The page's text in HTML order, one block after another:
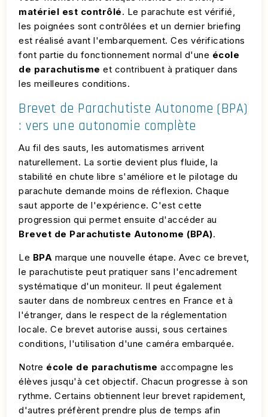
matériel est contrôlé. Le parachute est vérifié,
les poignées sont contrôlées et un dernier briefing
est réalisé avant l'embarquement. Ces vérifications
font partie du fonctionnement normal d'une école
de parachutisme et contribuent à pratiquer dans
les meilleures conditions.
Brevet de Parachutiste Autonome (BPA)
: vers une autonomie complète
Au fil des sauts, les automatismes arrivent
naturellement. La sortie devient plus fluide, la
stabilité en chute libre s'améliore et le pilotage du
parachute demande moins de réflexion. Chaque
saut apporte de l'expérience. C'est cette
progression qui permet ensuite d'accéder au
Brevet de Parachutiste Autonome (BPA).
Le BPA marque une nouvelle étape. Avec ce brevet,
le parachutiste peut pratiquer sans l'encadrement
systématique d'un moniteur. Il peut également
sauter dans de nombreux centres en France et à
l'étranger, dans le respect de la réglementation
locale. Ce brevet autorise aussi, sous certaines
conditions, l'utilisation d'une caméra embarquée.
Notre école de parachutisme accompagne les
élèves jusqu'à cet objectif. Chacun progresse à son
rythme. Certains obtiennent leur brevet rapidement,
d'autres préfèrent prendre plus de temps afin